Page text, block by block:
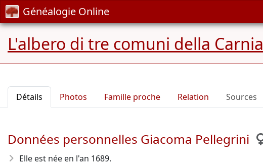
Généalogie Online
L'albero di tre comuni della Carnia
Détails Photos Famille proche Relation Sources
Données personnelles Giacoma Pellegrini
Elle est née en l'an 1689.